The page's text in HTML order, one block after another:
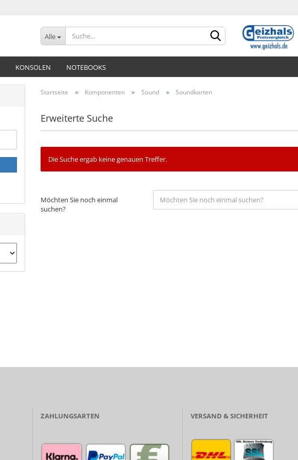
Lieferland
Konto
Alle
KONSOLEN NOTEBOOKS
Startseite » Komponenten » Sound » Soundkarten
Erweiterte Suche
Die Suche ergab keine genauen Treffer.
Möchten Sie noch einmal
suchen?
ZAHLUNGSARTEN VERSAND & SICHERHEIT